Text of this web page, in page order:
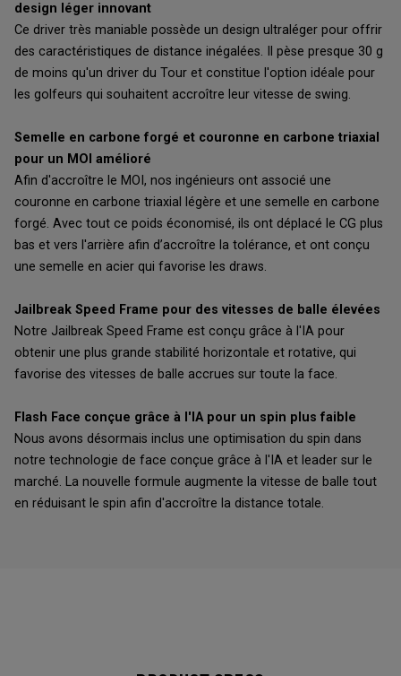
design léger innovant
Ce driver très maniable possède un design ultraléger pour offrir
des caractéristiques de distance inégalées. Il pèse presque 30 g
de moins qu'un driver du Tour et constitue l'option idéale pour
les golfeurs qui souhaitent accroître leur vitesse de swing.
Semelle en carbone forgé et couronne en carbone triaxial
pour un MOI amélioré
Afin d'accroître le MOI, nos ingénieurs ont associé une
couronne en carbone triaxial légère et une semelle en carbone
forgé. Avec tout ce poids économisé, ils ont déplacé le CG plus
bas et vers l'arrière afin d’accroître la tolérance, et ont conçu
une semelle en acier qui favorise les draws.
Jailbreak Speed Frame pour des vitesses de balle élevées
Notre Jailbreak Speed Frame est conçu grâce à l'IA pour
obtenir une plus grande stabilité horizontale et rotative, qui
favorise des vitesses de balle accrues sur toute la face.
Flash Face conçue grâce à l'IA pour un spin plus faible
Nous avons désormais inclus une optimisation du spin dans
notre technologie de face conçue grâce à l'IA et leader sur le
marché. La nouvelle formule augmente la vitesse de balle tout
en réduisant le spin afin d'accroître la distance totale.